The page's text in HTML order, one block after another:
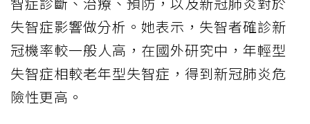
失智症影響做分析。她表示，失智者確診新
冠機率較一般人高，在國外研究中，年輕型
失智症相較老年型失智症，得到新冠肺炎危
險性更高。